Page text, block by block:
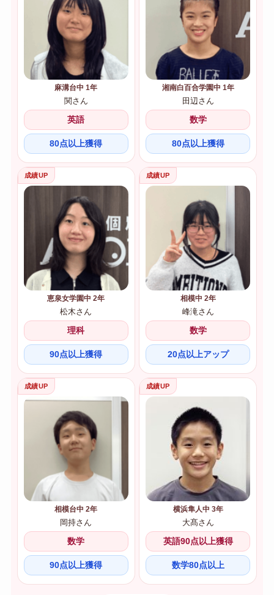
麻溝台中 1年
関さん
英語
80点以上獲得
湘南白百合学園中 1年
田辺さん
数学
80点以上獲得
恵泉女学園中 2年
松木さん
理科
90点以上獲得
相模中 2年
峰滝さん
数学
20点以上アップ
相模台中 2年
岡持さん
数学
90点以上獲得
横浜隼人中 3年
大髙さん
英語90点以上獲得
数学80点以上